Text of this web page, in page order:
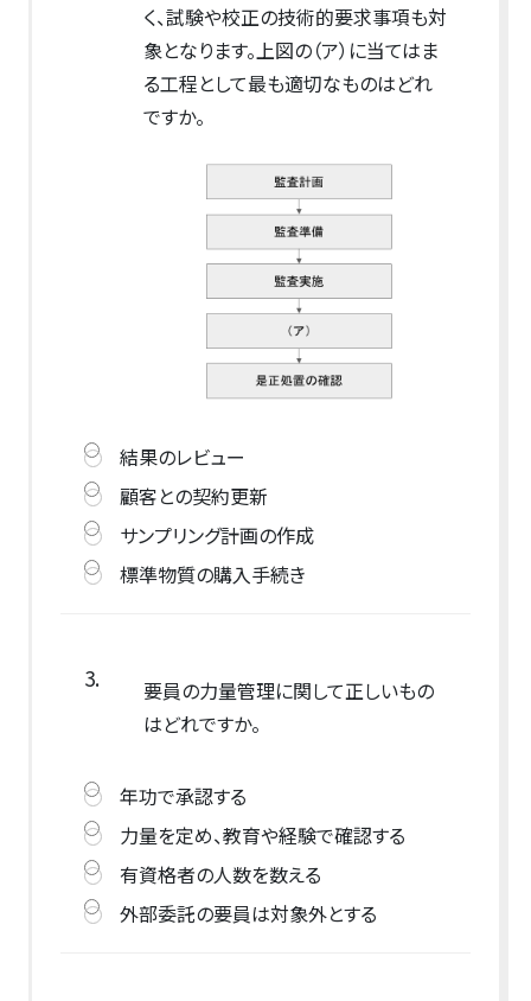
く、試験や校正の技術的要求事項も対
象となります。上図の（ア）に当てはま
る工程として最も適切なものはどれ
ですか。
結果のレビュー
顧客との契約更新
サンプリング計画の作成
標準物質の購入手続き
3.
要員の力量管理に関して正しいもの
はどれですか。
年功で承認する
力量を定め、教育や経験で確認する
有資格者の人数を数える
外部委託の要員は対象外とする